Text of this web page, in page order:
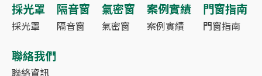
採光罩
採光罩
隔音窗
隔音窗
氣密窗
氣密窗
案例實績
案例實績
門窗指南
門窗指南
聯絡我們
聯絡資訊